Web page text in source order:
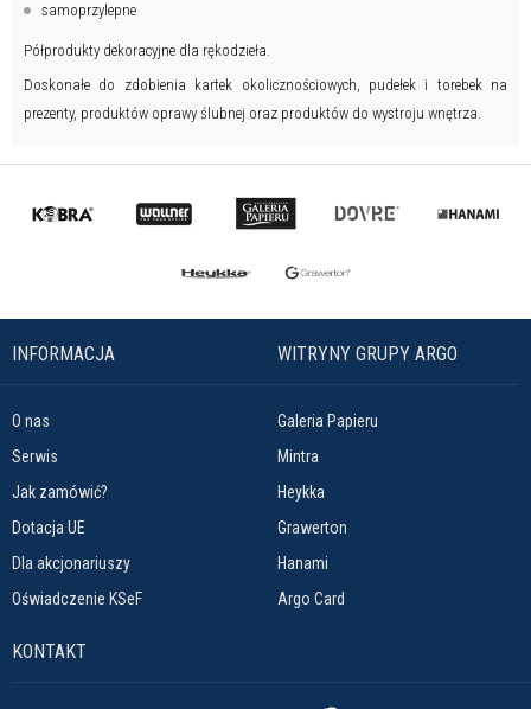
samoprzylepne
Półprodukty dekoracyjne dla rękodzieła.
Doskonałe do zdobienia kartek okolicznościowych, pudełek i torebek na
prezenty, produktów oprawy ślubnej oraz produktów do wystroju wnętrza.
INFORMACJA
O nas
Serwis
Jak zamówić?
Dotacja UE
Dla akcjonariuszy
Oświadczenie KSeF
WITRYNY GRUPY ARGO
Galeria Papieru
Mintra
Heykka
Grawerton
Hanami
Argo Card
KONTAKT